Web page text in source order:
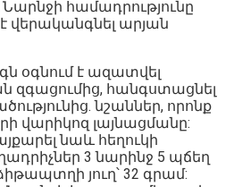
համադրությունը
վերականգնել արյան
օգնում է ազատվել
զգացումից, հանգստացնել
նշաններ, որոնք
վարիկոզ լայնացմանը:
նաև հեղուկի
3 նարինջ 5 պճեղ
յուղ՝ 32 գրամ: